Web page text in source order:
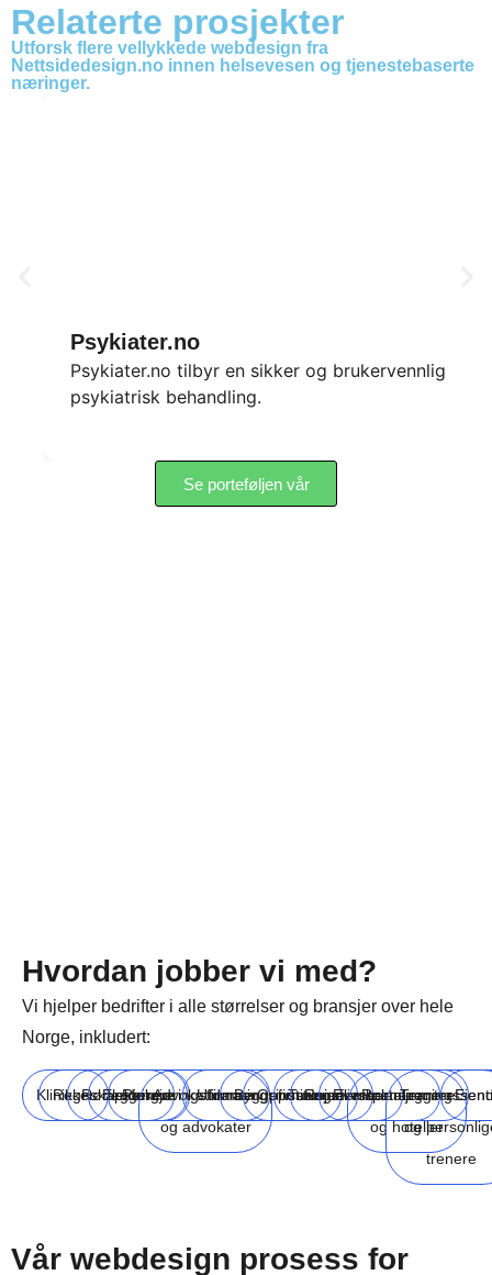
Relaterte prosjekter
Utforsk flere vellykkede webdesign fra
Nettsidedesign.no innen helsevesen og tjenestebaserte
næringer.
Psykiater.no
Psykiater.no tilbyr en sikker og brukervennlig
psykiatrisk behandling.
Se porteføljen vår
Hvordan jobber vi med?
Vi hjelper bedrifter i alle størrelser og bransjer over hele
Norge, inkludert:
Klinikker
Regnskapsførere
Rørleggere
Elektrikere
Rengjøringsfirmaer
Advokatfirmaer
og advokater
Utdanningsinstitusjoner
Byggefirmaer
Oppussingsfirmaer
Turisme
Reiselivsbransjen
Eventplanleggere
Restauranter
og hoteller
og
trenere
Vår webdesign prosess for